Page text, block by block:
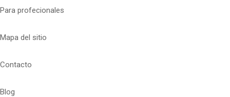
Para profecionales
Mapa del sitio
Contacto
Blog